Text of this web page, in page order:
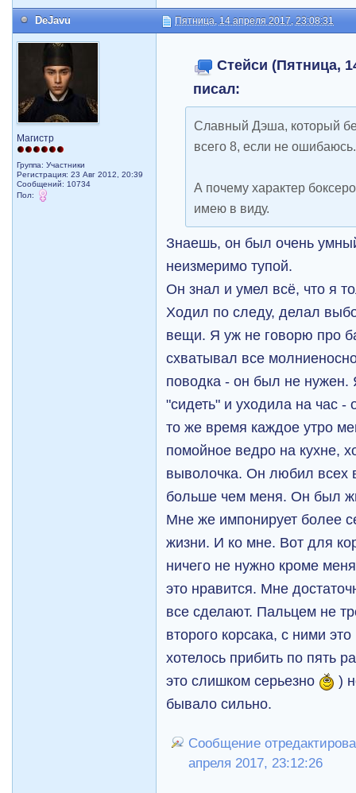
DeJavu Пятница, 14 апреля 2017, 23:08:31
Магистр
Группа: Участники
Регистрация: 23 Авг 2012, 20:39
Сообщений: 10734
Пол:
Стейси (Пятница,
писал:
Славный Дэша, который
всего 8, если не ошибаюсь.
А почему характер
имею в виду.
Знаешь, он был очень
неизмеримо тупой.
Он знал и умел всё, что я
Ходил по следу, делал
вещи. Я уж не говорю про
схватывал все
поводка - он был не нужен.
"сидеть" и уходила на час
то же время каждое утро
помойное ведро на кухне,
выволочка. Он любил всех
больше чем меня. Он был
Мне же импонирует более
жизни. И ко мне. Вот для
ничего не нужно кроме
это нравится. Мне
все сделают. Пальцем не
второго корсака, с ними
хотелось прибить по пять
это слишком серьезно
)
бывало сильно.
Сообщение
апреля 2017, 23:12:26